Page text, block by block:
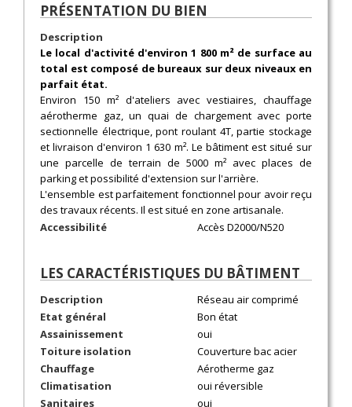
PRÉSENTATION DU BIEN
Description
Le local d'activité d'environ 1 800 m² de surface au
total est composé de bureaux sur deux niveaux en
parfait état.
Environ 150 m² d'ateliers avec vestiaires, chauffage
aérotherme gaz, un quai de chargement avec porte
sectionnelle électrique, pont roulant 4T, partie stockage
et livraison d'environ 1 630 m². Le bâtiment est situé sur
une parcelle de terrain de 5000 m² avec places de
parking et possibilité d'extension sur l'arrière.
L'ensemble est parfaitement fonctionnel pour avoir reçu
des travaux récents. Il est situé en zone artisanale.
Accessibilité
Accès D2000/N520
LES CARACTÉRISTIQUES DU BÂTIMENT
Description
Réseau air comprimé
Etat général
Bon état
Assainissement
oui
Toiture isolation
Couverture bac acier
Chauffage
Aérotherme gaz
Climatisation
oui réversible
Sanitaires
oui